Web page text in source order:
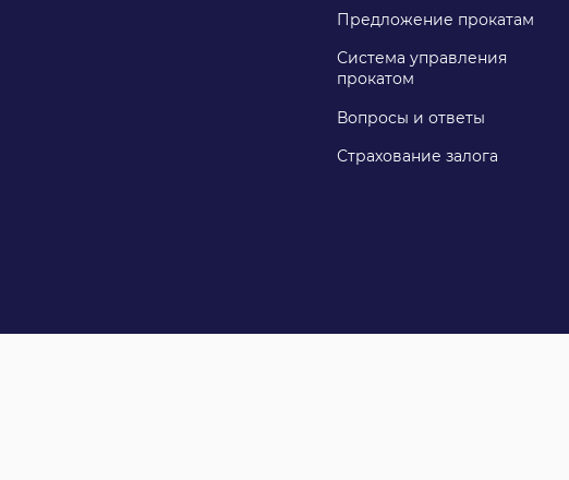
Предложение прокатам
Система управления
прокатом
Вопросы и ответы
Страхование залога